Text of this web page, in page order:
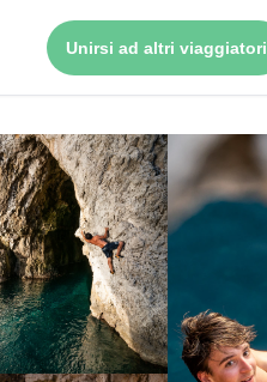
Unirsi ad altri viaggiatori